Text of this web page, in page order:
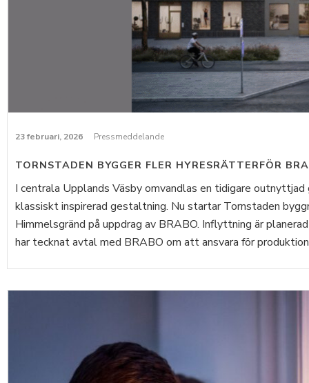
23 februari, 2026 Pressmeddelande
TORNSTADEN BYGGER FLER HYRESRÄTTERFÖR
I centrala Upplands Väsby omvandlas en tidigare
klassiskt inspirerad gestaltning. Nu startar Tornstaden
Himmelsgränd på uppdrag av BRABO. Inflyttning är
har tecknat avtal med BRABO om att ansvara för